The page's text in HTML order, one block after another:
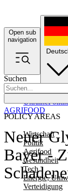
Open sub
navigation
Suchen
POLICY AREAS
Wirtschaft
Politik
Agrifood
Gesundheit
Tech
Energie,
Verteidigung
UkrainePolitik
Neuer
Bayer -
AGRIFOOD